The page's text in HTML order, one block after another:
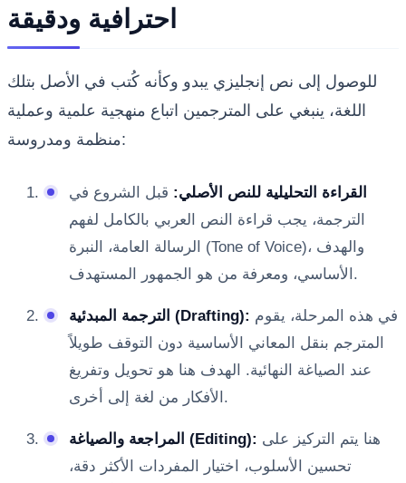
احترافية ودقيقة
للوصول إلى نص إنجليزي يبدو وكأنه كُتب في الأصل بتلك
اللغة، ينبغي على المترجمين اتباع منهجية علمية وعملية
منظمة ومدروسة:
القراءة التحليلية للنص الأصلي: قبل الشروع في
الترجمة، يجب قراءة النص العربي بالكامل لفهم
الرسالة العامة، النبرة (Tone of Voice)، والهدف
الأساسي، ومعرفة من هو الجمهور المستهدف.
الترجمة المبدئية (Drafting):
المترجم بنقل المعاني الأساسية دون التوقف طويلاً
عند الصياغة النهائية. الهدف هنا هو تحويل وتفريغ
الأفكار من لغة إلى أخرى.
المراجعة والصياغة (Editing):
تحسين الأسلوب، اختيار المفردات الأكثر دقة،